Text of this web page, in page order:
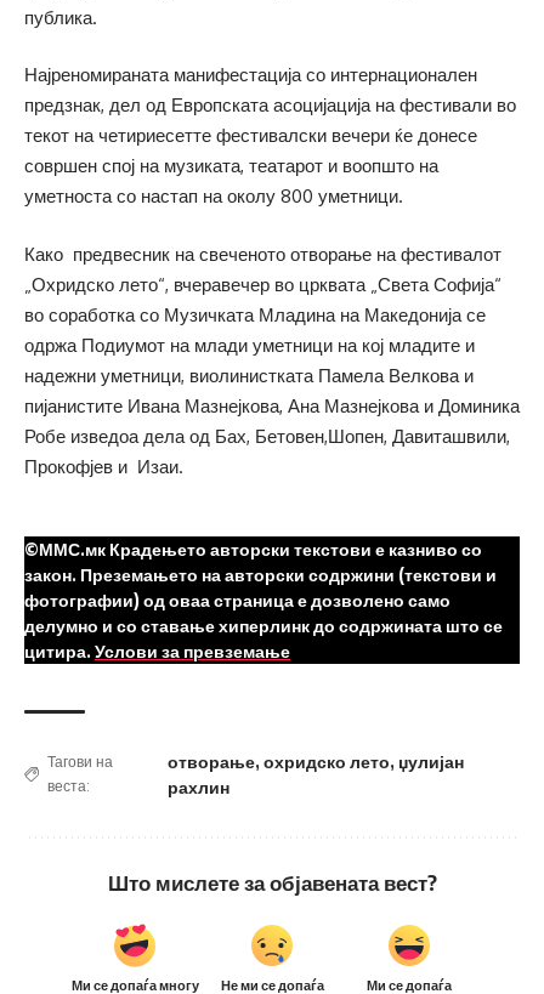
публика.
Најреномираната манифестација со интернационален
предзнак, дел од Европската асоцијација на фестивали во
текот на четириесетте фестивалски вечери ќе донесе
совршен спој на музиката, театарот и воопшто на
уметноста со настап на околу 800 уметници.
Како предвесник на свеченото отворање на фестивалот
„Охридско лето“, вчеравечер во црквата „Света Софија“
во соработка со Музичката Младина на Македонија се
одржа Подиумот на млади уметници на кој младите и
надежни уметници, виолинистката Памела Велкова и
пијанистите Ивана Мазнејкова, Ана Мазнејкова и Доминика
Робе изведоа дела од Бах, Бетовен,Шопен, Давиташвили,
Прокофјев и Изаи.
©ММС.мк Крадењето авторски текстови е казниво со
закон. Преземањето на авторски содржини (текстови и
фотографии) од оваа страница е дозволено само
делумно и со ставање хиперлинк до содржината што се
цитира. Услови за превземање
Тагови на
веста:
отворање,охридско лето, џулијан
рахлин
Што мислете за објавената вест?
Ми се допаѓа многу Не ми се допаѓа Ми се допаѓа